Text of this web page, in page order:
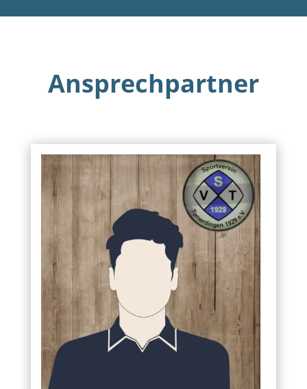
Ansprechpartner